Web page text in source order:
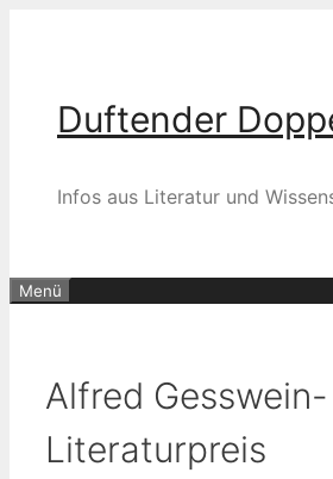
Duftender
Infos aus Literatur und
Menü
Alfred Gesswein-
Literaturpreis